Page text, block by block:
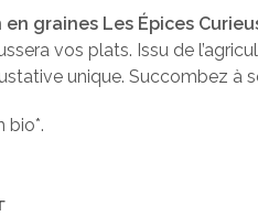
graines Les Épices
vos plats. Issu de
unique. Succombez à
bio*.